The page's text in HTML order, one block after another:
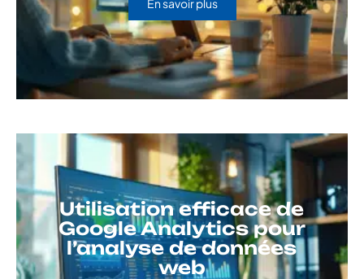
Utilisation efficace de
Google Analytics pour
l’analyse de données
web